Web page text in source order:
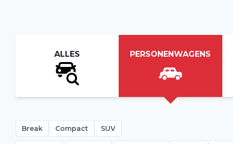
ALLES PERSONENWAGENS
Break Compact SUV